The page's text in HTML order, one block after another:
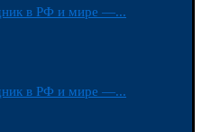
в РФ и мире —...
в РФ и мире —...